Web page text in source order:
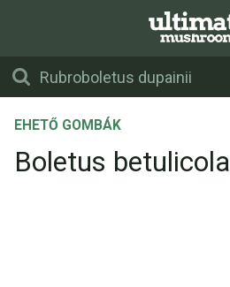
EHETŐ GOMBÁK
Boletus betulicola